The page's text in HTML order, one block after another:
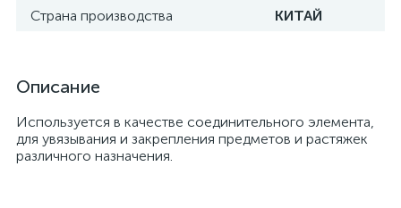
Страна производства
КИТАЙ
Описание
Используется в качестве соединительного элемента,
для увязывания и закрепления предметов и растяжек
различного назначения.